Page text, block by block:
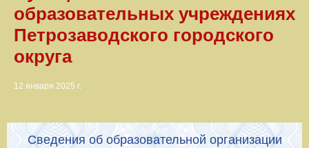
образовательных учреждениях
Петрозаводского городского
округа
12 января 2025 г.
Сведения об образовательной организации